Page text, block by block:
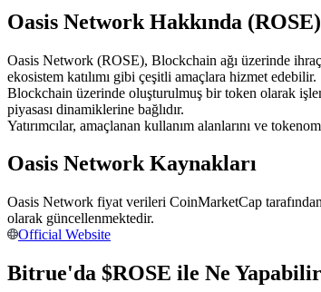
USDC'yi teminat olarak kullanan vadeli işlemler
Kopya Ticaret
Oasis Network Hakkında (ROSE)
Oasis Network (ROSE), Blockchain ağı üzerinde
ekosistem katılımı gibi çeşitli amaçlara hizmet edebilir.
Blockchain üzerinde oluşturulmuş bir token olarak
piyasası dinamiklerine bağlıdır.
Yatırımcılar, amaçlanan kullanım alanlarını ve
Oasis Network Kaynakları
Oasis Network fiyat verileri CoinMarketCap
olarak güncellenmektedir.
Official Website
Bitrue'da $ROSE ile Ne